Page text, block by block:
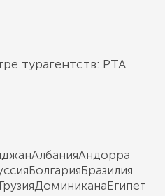
турагентств: РТА
АлбанияАндорра
БолгарияБразилия
ГрузияДоминиканаЕгипет